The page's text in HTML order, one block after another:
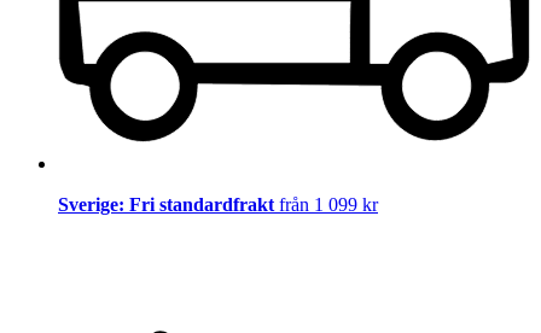
Sverige: Fri standardfrakt från 1 099 kr